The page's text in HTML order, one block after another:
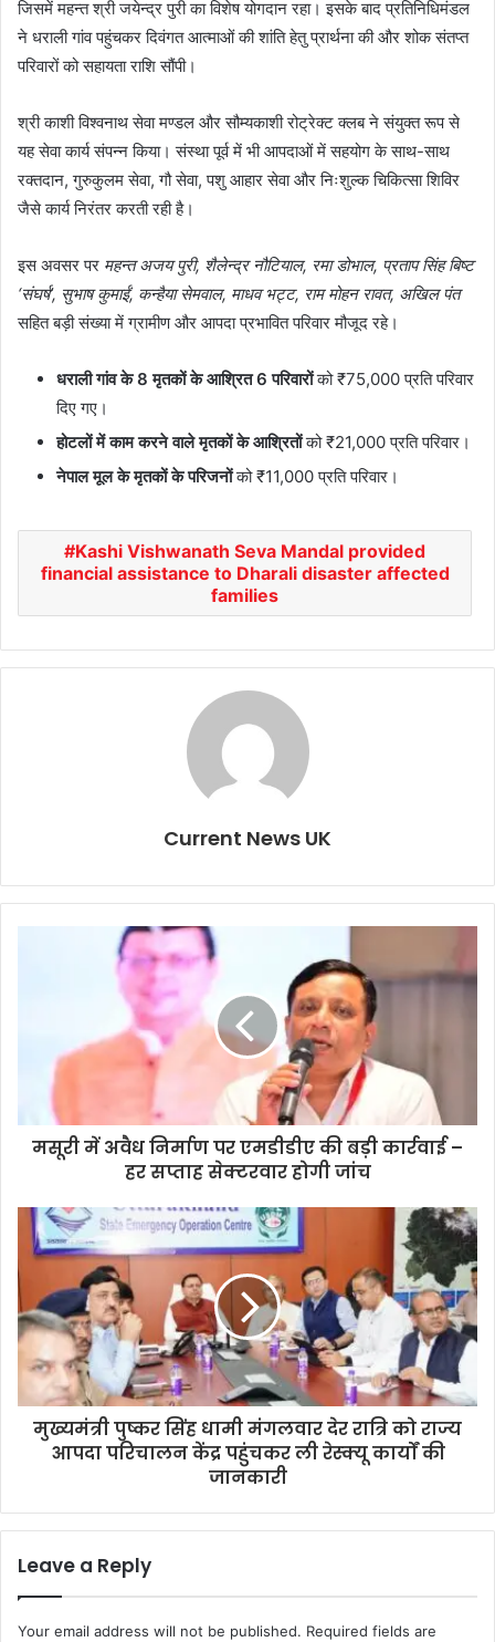
जिसमें महन्त श्री जयेन्द्र पुरी का विशेष योगदान रहा। इसके बाद प्रतिनिधिमंडल
ने धराली गांव पहुंचकर दिवंगत आत्माओं की शांति हेतु प्रार्थना की और शोक संतप्त
परिवारों को सहायता राशि सौंपी।
श्री काशी विश्वनाथ सेवा मण्डल और सौम्यकाशी रोट्रेक्ट क्लब ने संयुक्त रूप से
यह सेवा कार्य संपन्न किया। संस्था पूर्व में भी आपदाओं में सहयोग के साथ-साथ
रक्तदान, गुरुकुलम सेवा, गौ सेवा, पशु आहार सेवा और निःशुल्क चिकित्सा शिविर
जैसे कार्य निरंतर करती रही है।
इस अवसर पर महन्त अजय पुरी, शैलेन्द्र नौटियाल, रमा डोभाल, प्रताप सिंह बिष्ट
‘संघर्ष’, सुभाष कुमाईं, कन्हैया सेमवाल, माधव भट्ट, राम मोहन रावत, अखिल पंत
सहित बड़ी संख्या में ग्रामीण और आपदा प्रभावित परिवार मौजूद रहे।
धराली गांव के 8 मृतकों के आश्रित 6 परिवारोंको ₹75,000 प्रति परिवार
दिए गए।
होटलों में काम करने वाले मृतकों के आश्रितोंको ₹21,000 प्रति परिवार।
नेपाल मूल के मृतकों के परिजनोंको ₹11,000 प्रति परिवार।
Kashi Vishwanath Seva Mandal provided
financial assistance to Dharali disaster affected
families
Current News UK
मसूरी में अवैध निर्माण पर एमडीडीए की बड़ी कार्रवाई –
हर सप्ताह सेक्टरवार होगी जांच
मुख्यमंत्री पुष्कर सिंह धामी मंगलवार देर रात्रि को राज्य
आपदा परिचालन केंद्र पहुंचकर ली रेस्क्यू कार्यों की
जानकारी
Leave a Reply
Your email address will not be published. Required fields are